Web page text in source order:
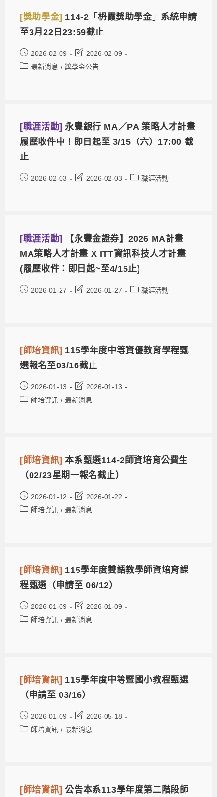
[獎助學金] 114-2「枬霞獎助學金」系統申請
至3月22日23:59截止
2026-02-09
2026-02-09
最新消息 / 獎學金公告
[職涯活動] 永豐銀行 MA／PA 策略人才計畫
履歷收件中！即日起至 3/15（六）17:00 截
止
2026-02-03 2026-02-03 職涯活動
[職涯活動]
【永豐金證券】2026 MA計畫
MA策略人才計畫 X ITT資訊科技人才計畫
(履歷收件：即日起~至4/15止)
2026-01-27 2026-01-27 職涯活動
[師培資訊] 115學年度中等資優教育學程甄
選報名至03/16截止
2026-01-13
2026-01-13
師培資訊 / 最新消息
[師培資訊]本系甄選114-2師資培育公費生
（02/23星期一報名截止）
2026-01-12
2026-01-22
師培資訊 / 最新消息
[師培資訊] 115學年度雙語教學師資培育課
程甄選（申請至 06/12）
2026-01-09
2026-01-09
師培資訊 / 最新消息
[師培資訊] 115學年度中等暨國小教程甄選
（申請至 03/16）
2026-01-09
2026-05-18
師培資訊 / 最新消息
[師培資訊]公告本系113學年度第二階段師